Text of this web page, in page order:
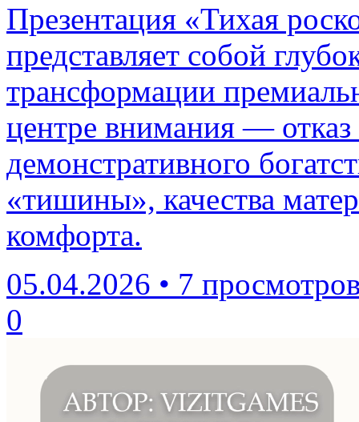
Презентация «Тихая
представляет собой
трансформации
центре внимания —
демонстративного
«тишины», качества
комфорта.
05.04.2026 • 7
0